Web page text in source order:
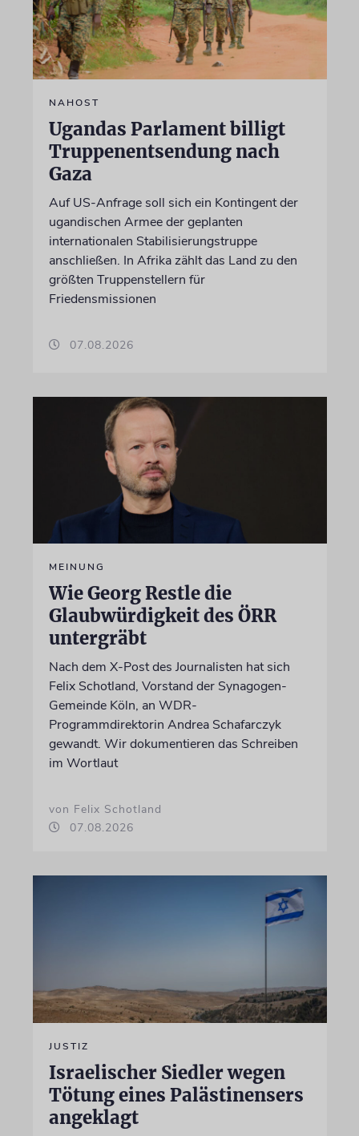
NAHOST
Ugandas Parlament billigt
Truppenentsendung nach
Gaza
Auf US-Anfrage soll sich ein Kontingent der
ugandischen Armee der geplanten
internationalen Stabilisierungstruppe
anschließen. In Afrika zählt das Land zu den
größten Truppenstellern für
Friedensmissionen
07.08.2026
MEINUNG
Wie Georg Restle die
Glaubwürdigkeit des ÖRR
untergräbt
Nach dem X-Post des Journalisten hat sich
Felix Schotland, Vorstand der Synagogen-
Gemeinde Köln, an WDR-
Programmdirektorin Andrea Schafarczyk
gewandt. Wir dokumentieren das Schreiben
im Wortlaut
von Felix Schotland
07.08.2026
JUSTIZ
Israelischer Siedler wegen
Tötung eines Palästinensers
angeklagt